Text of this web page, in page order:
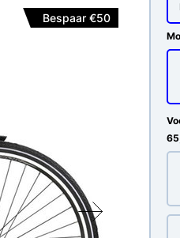
Bespaar €50